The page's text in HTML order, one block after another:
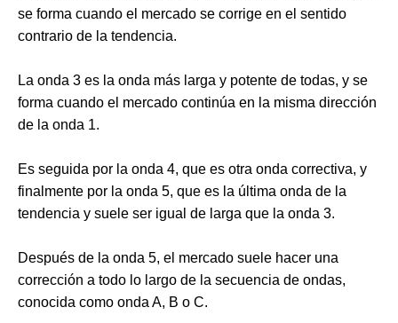
se forma cuando el mercado se corrige en el sentido
contrario de la tendencia.
La onda 3 es la onda más larga y potente de todas, y se
forma cuando el mercado continúa en la misma dirección
de la onda 1.
Es seguida por la onda 4, que es otra onda correctiva, y
finalmente por la onda 5, que es la última onda de la
tendencia y suele ser igual de larga que la onda 3.
Después de la onda 5, el mercado suele hacer una
corrección a todo lo largo de la secuencia de ondas,
conocida como onda A, B o C.